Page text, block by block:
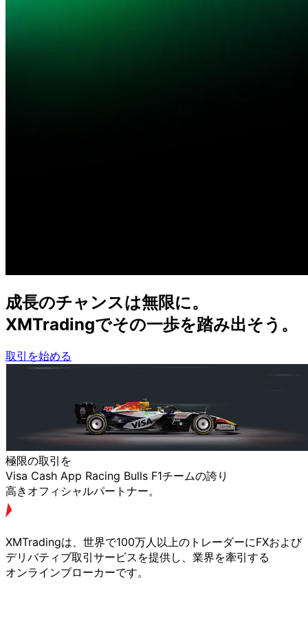
成長のチャンスは無限に。
XMTradingでその一歩を踏み出そう。
取引を始める
極限の取引を
Visa Cash App Racing Bulls F1チームの誇り
高きオフィシャルパートナー。
XMTradingは、 世界で100万人以上の トレーダーにFXおよび
デリバティブ取引サービスを提供し、 業界を牽引する
オンラインブローカーです。